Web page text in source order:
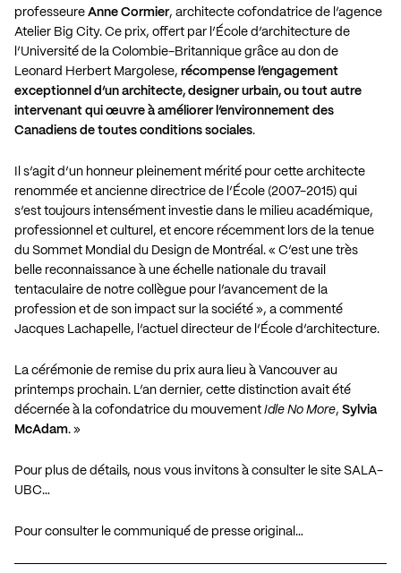
professeure Anne Cormier, architecte cofondatrice de l’agence
Atelier Big City. Ce prix, offert par l’École d’architecture de
l’Université de la Colombie-Britannique grâce au don de
Leonard Herbert Margolese, récompense l’engagement
exceptionnel d’un architecte, designer urbain, ou tout autre
intervenant qui œuvre à améliorer l’environnement des
Canadiens de toutes conditions sociales.
Il s’agit d’un honneur pleinement mérité pour cette architecte
renommée et ancienne directrice de l’École (2007-2015) qui
s’est toujours intensément investie dans le milieu académique,
professionnel et culturel, et encore récemment lors de la tenue
du Sommet Mondial du Design de Montréal. « C’est une très
belle reconnaissance à une échelle nationale du travail
tentaculaire de notre collègue pour l’avancement de la
profession et de son impact sur la société », a commenté
Jacques Lachapelle, l’actuel directeur de l’École d’architecture.
La cérémonie de remise du prix aura lieu à Vancouver au
printemps prochain. L’an dernier, cette distinction avait été
décernée à la cofondatrice du mouvement Idle No More, Sylvia
McAdam. »
Pour plus de détails, nous vous invitons à consulter le site SALA-
UBC…
Pour consulter le communiqué de presse original…